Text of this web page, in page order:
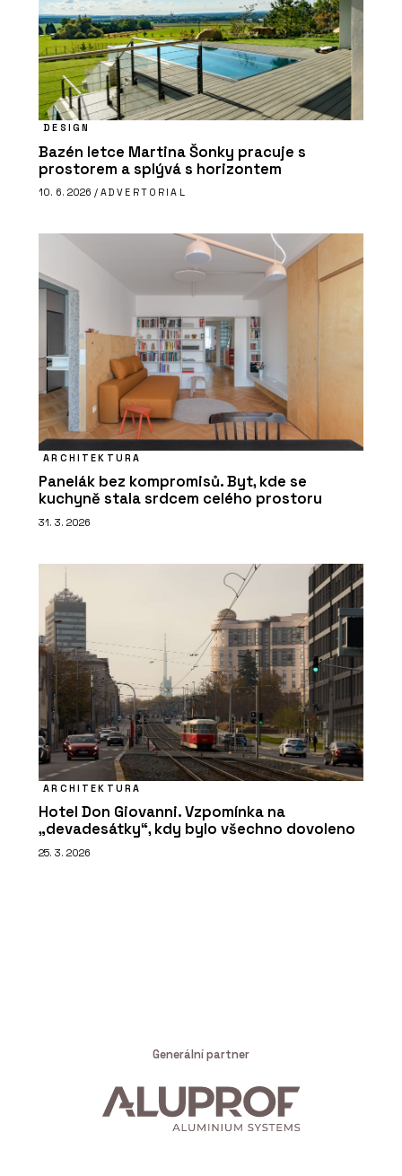
DESIGN
Bazén letce Martina Šonky pracuje s
prostorem a splývá s horizontem
10. 6. 2026 / ADVERTORIAL
ARCHITEKTURA
Panelák bez kompromisů. Byt, kde se
kuchyně stala srdcem celého prostoru
31. 3. 2026
ARCHITEKTURA
Hotel Don Giovanni. Vzpomínka na
„devadesátky“, kdy bylo všechno dovoleno
25. 3. 2026
Generální partner